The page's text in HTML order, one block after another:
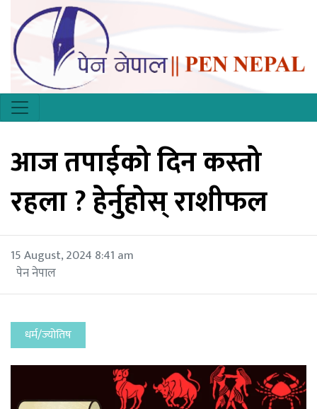
आज तपाईको दिन कस्तो
रहला ? हेर्नुहोस् राशीफल
15 August, 2024 8:41 am
पेन नेपाल
धर्म/ज्योतिष